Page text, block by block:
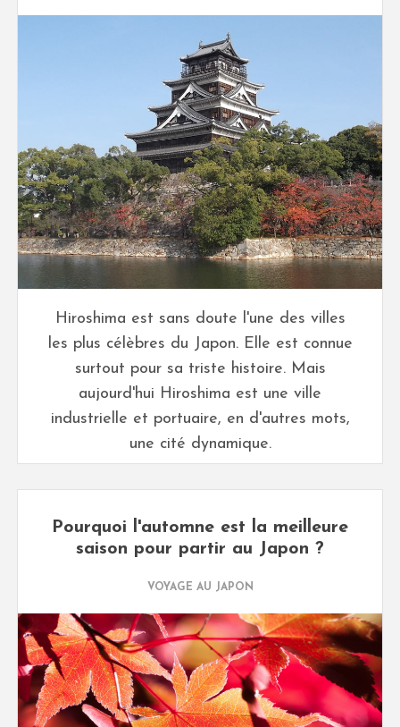
Hiroshima est sans doute l'une des villes
les plus célèbres du Japon. Elle est connue
surtout pour sa triste histoire. Mais
aujourd'hui Hiroshima est une ville
industrielle et portuaire, en d'autres mots,
une cité dynamique.
Pourquoi l'automne est la meilleure
saison pour partir au Japon ?
VOYAGE AU JAPON